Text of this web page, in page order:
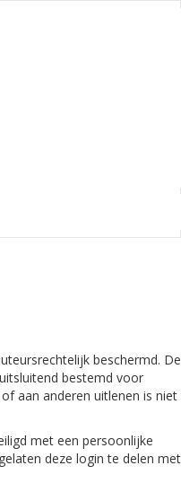
beschermd. De
bestemd voor
aan anderen uitlenen is niet
met een persoonlijke
deze login te delen met